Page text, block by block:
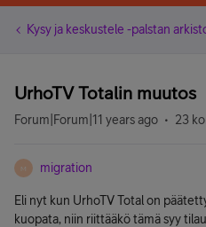
Kysy ja keskustele -palstan
UrhoTV Totalin muutos
Forum|Forum|11 years ago 23
M migration
Eli nyt kun UrhoTV Total on
kuopata, niin riittääkö tämä syy